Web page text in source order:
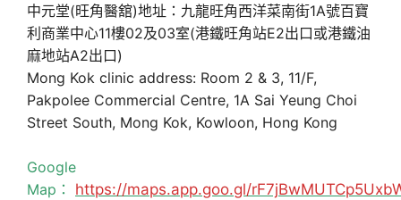
中元堂(旺角醫舘)地址：九龍旺角西洋菜南街1A號百寶
利商業中心11樓02及03室(港鐵旺角站E2出口或港鐵油
麻地站A2出口)
Mong Kok clinic address: Room 2 & 3, 11/F,
Pakpolee Commercial Centre, 1A Sai Yeung Choi
Street South, Mong Kok, Kowloon, Hong Kong
Google
Map： https://maps.app.goo.gl/